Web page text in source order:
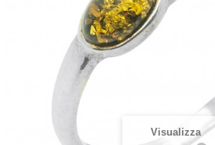
Visualizza